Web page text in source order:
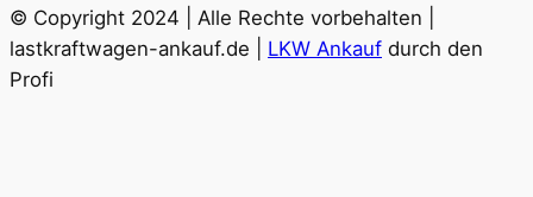
© Copyright 2024 | Alle Rechte vorbehalten |
lastkraftwagen-ankauf.de | LKW Ankauf durch den
Profi